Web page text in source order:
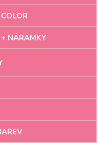
NÁRAMKY